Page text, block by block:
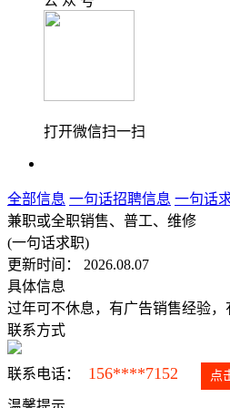
打开微信扫一扫
全部信息 一句话招聘信息 一句话
兼职或全职销售、普工、维修
(一句话求职)
更新时间： 2026.08.07
具体信息
过年可不休息，有广告销售经验
联系方式
联系电话： 156****7152 点